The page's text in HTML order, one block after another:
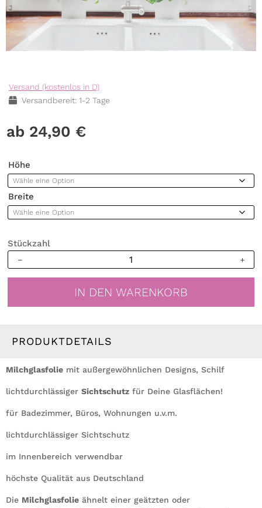
Versand (kostenlos in D)
Versandbereit: 1-2 Tage
24,90 €
Höhe
Breite
Stückzahl
Schilf
Menge
IN DEN WARENKORB
PRODUKTDETAILS
Milchglasfolie mit außergewöhnlichen Designs, Schilf
lichtdurchlässiger Sichtschutz für Deine Glasflächen!
für Badezimmer, Büros, Wohnungen u.v.m.
lichtdurchlässiger Sichtschutz
im Innenbereich verwendbar
höchste Qualität aus Deutschland
Die Milchglasfolie ähnelt einer geätzten oder